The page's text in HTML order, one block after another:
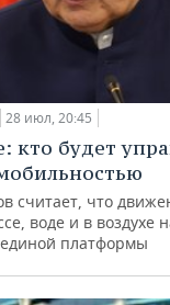
28 июл, 20:45
кто будет
считает, что
воде и в воздухе
платформы